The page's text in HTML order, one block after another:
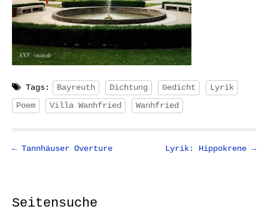
Tags: Bayreuth Dichtung Gedicht
Lyrik
Poem
Villa Wanhfried Wanhfried
P
t
← Tannhäuser Overture Lyrik: Hippokrene →
Seitensuche